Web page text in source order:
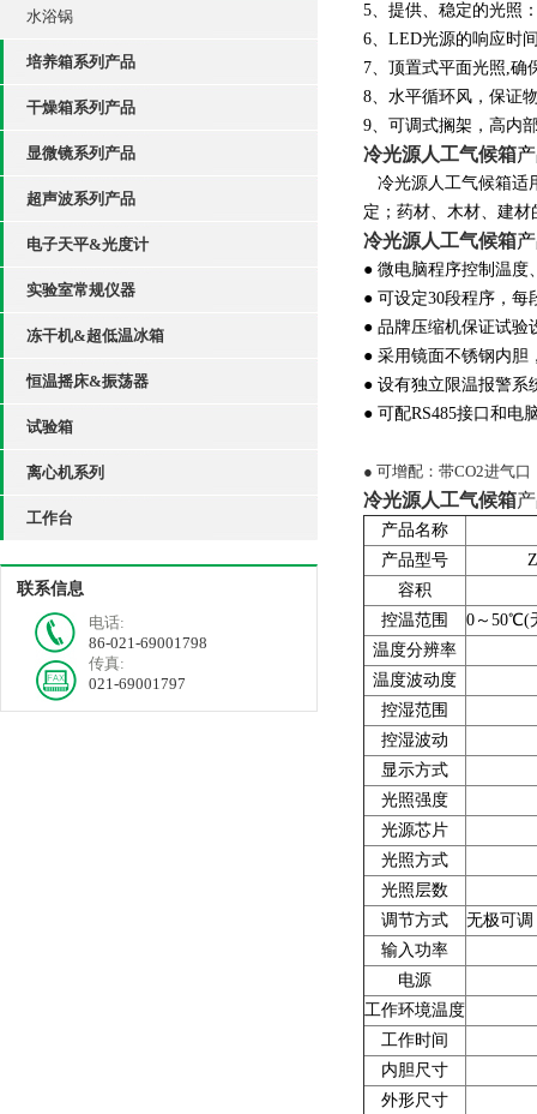
水浴锅
培养箱系列产品
干燥箱系列产品
显微镜系列产品
超声波系列产品
电子天平&光度计
实验室常规仪器
冻干机&超低温冰箱
恒温摇床&振荡器
试验箱
离心机系列
工作台
联系信息
电话:
86-021-69001798
传真:
021-69001797
5、提供、稳定的光照
6、LED光源的响应时
7、顶置式平面光照,确
8、水平循环风，保证
9、可调式搁架，高内
冷光源人工气候箱
冷光源人工气候箱适
定；药材、木材、建
冷光源人工气候箱
● 微电脑程序控制温度
● 可设定30段程序，每
● 品牌压缩机保证试验
● 采用镜面不锈钢内胆
● 设有独立限温报警系
● 可配RS485接口和电
● 可增配：带CO2进气
冷光源人工气候箱
产品名称
产品型号
容积
控温范围
0～50℃(
温度分辨率
温度波动度
控湿范围
控湿波动
显示方式
光照强度
光源芯片
光照方式
光照层数
调节方式
无极可
输入功率
电源
工作环境温度
工作时间
内胆尺寸
外形尺寸